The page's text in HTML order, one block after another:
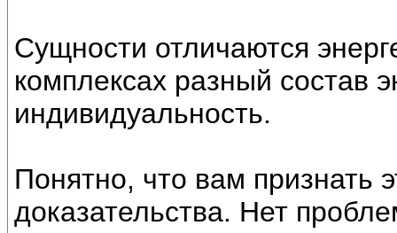
Сущности отличаются
комплексах разный состав
индивидуальность.
Понятно, что вам признать
доказательства. Нет